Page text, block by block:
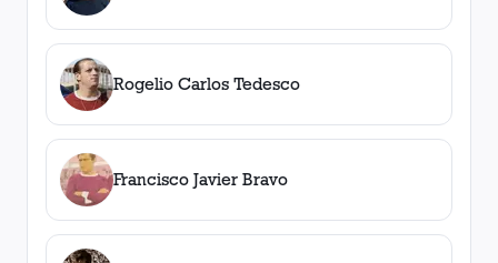
Rogelio Carlos Tedesco
Francisco Javier Bravo